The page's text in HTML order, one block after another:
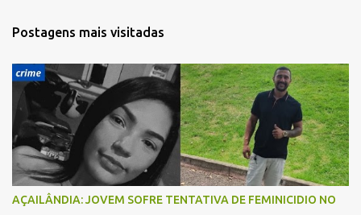
r
Postagens mais visitadas
AÇAILÂNDIA: JOVEM SOFRE TENTATIVA DE FEMINICIDIO NO